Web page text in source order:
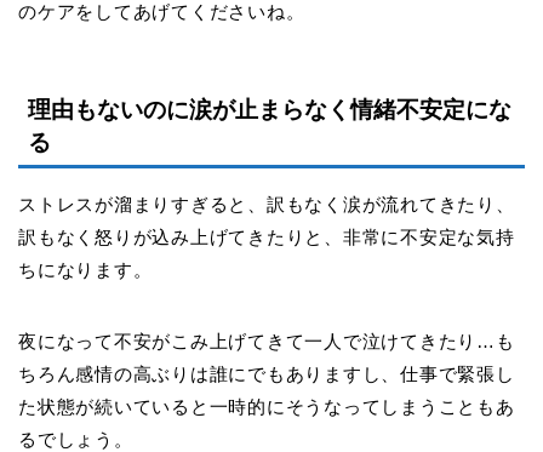
のケアをしてあげてくださいね。
理由もないのに涙が止まらなく情緒不安定にな
る
ストレスが溜まりすぎると、訳もなく涙が流れてきたり、
訳もなく怒りが込み上げてきたりと、非常に不安定な気持
ちになります。
夜になって不安がこみ上げてきて一人で泣けてきたり … も
ちろん感情の高ぶりは誰にでもありますし、仕事で緊張し
た状態が続いていると一時的にそうなってしまうこともあ
るでしょう。